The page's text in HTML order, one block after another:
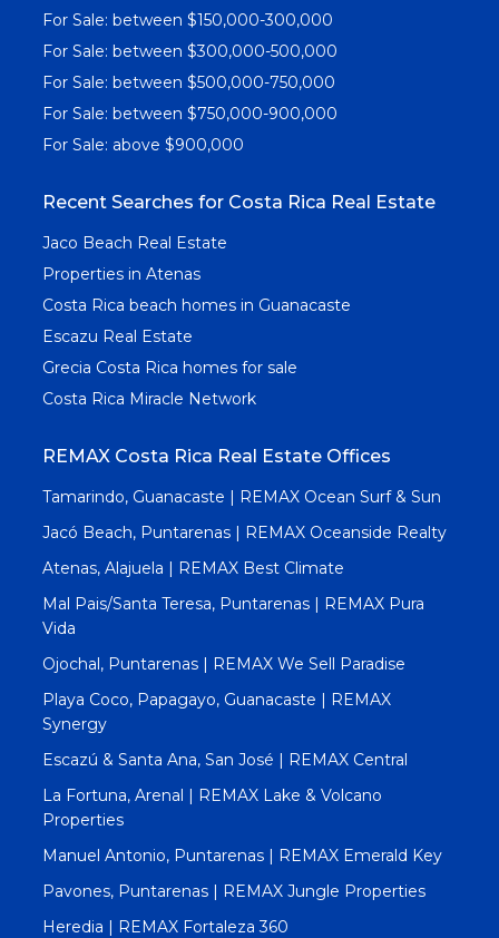
For Sale: between $150,000-300,000
For Sale: between $300,000-500,000
For Sale: between $500,000-750,000
For Sale: between $750,000-900,000
For Sale: above $900,000
Recent Searches for Costa Rica Real Estate
Jaco Beach Real Estate
Properties in Atenas
Costa Rica beach homes in Guanacaste
Escazu Real Estate
Grecia Costa Rica homes for sale
Costa Rica Miracle Network
REMAX Costa Rica Real Estate Offices
Tamarindo, Guanacaste | REMAX Ocean Surf & Sun
Jacó Beach, Puntarenas | REMAX Oceanside Realty
Atenas, Alajuela | REMAX Best Climate
Mal Pais/Santa Teresa, Puntarenas | REMAX Pura
Vida
Ojochal, Puntarenas | REMAX We Sell Paradise
Playa Coco, Papagayo, Guanacaste | REMAX
Synergy
Escazú & Santa Ana, San José | REMAX Central
La Fortuna, Arenal | REMAX Lake & Volcano
Properties
Manuel Antonio, Puntarenas | REMAX Emerald Key
Pavones, Puntarenas | REMAX Jungle Properties
Heredia | REMAX Fortaleza 360